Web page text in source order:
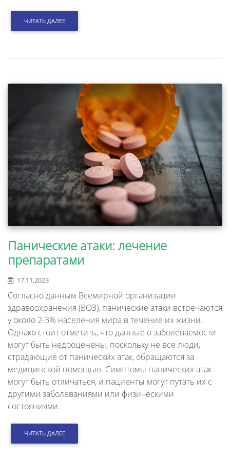
ЧИТАТЬ ДАЛЕЕ
Панические атаки: лечение
препаратами
17.11.2023
Согласно данным Всемирной организации
здравоохранения (ВОЗ), панические атаки встречаются
у около 2-3% населения мира в течение их жизни.
Однако стоит отметить, что данные о заболеваемости
могут быть недооценены, поскольку не все люди,
страдающие от панических атак, обращаются за
медицинской помощью. Симптомы панических атак
могут быть отличаться, и пациенты могут путать их с
другими заболеваниями или физическими
состояниями.
ЧИТАТЬ ДАЛЕЕ